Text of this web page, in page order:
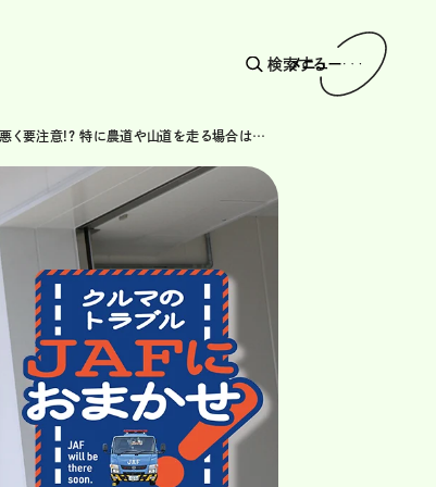
検索する
メニュー
雨の夜間は視界が悪く要注意!? 特に農道や山道を走る場合は左側の状況に気を付けて！